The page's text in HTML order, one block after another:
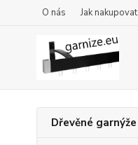
O nás Jak nakupovat
Dřevěné garnýže